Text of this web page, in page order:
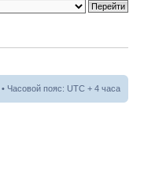
• Часовой пояс: UTC + 4 часа